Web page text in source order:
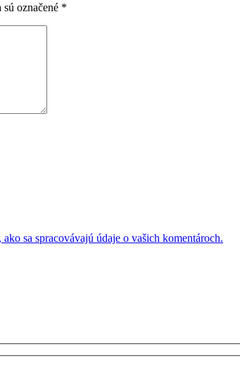
označené *
ako sa spracovávajú údaje o vašich komentároch.